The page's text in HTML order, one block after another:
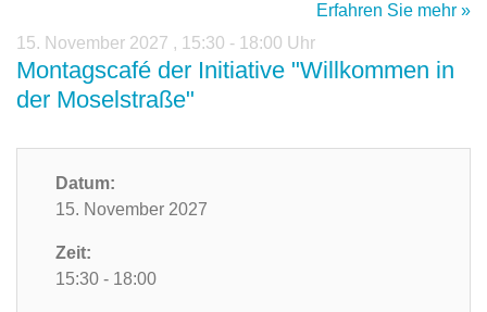
Erfahren Sie mehr »
15. November 2027 , 15:30 - 18:00 Uhr
Montagscafé der Initiative "Willkommen in
der Moselstraße"
Datum:
15. November 2027
Zeit:
15:30 - 18:00